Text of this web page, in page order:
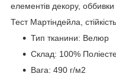
елементів декору, оббивки
Тест Мартіндейла,
Тип тканини: Велюр
Склад: 100%
Вага: 490 г/м2